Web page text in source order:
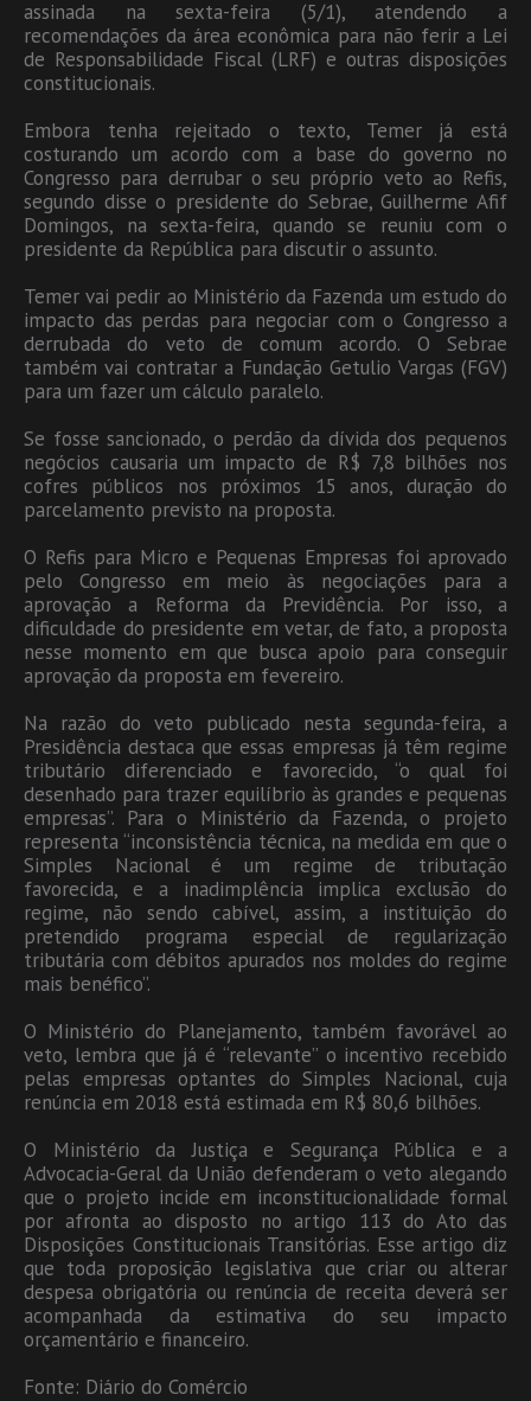
assinada na sexta-feira (5/1), atendendo a
recomendações da área econômica para não ferir a Lei
de Responsabilidade Fiscal (LRF) e outras disposições
constitucionais.
Embora tenha rejeitado o texto, Temer já está
costurando um acordo com a base do governo no
Congresso para derrubar o seu próprio veto ao Refis,
segundo disse o presidente do Sebrae, Guilherme Afif
Domingos, na sexta-feira, quando se reuniu com o
presidente da República para discutir o assunto.
Temer vai pedir ao Ministério da Fazenda um estudo do
impacto das perdas para negociar com o Congresso a
derrubada do veto de comum acordo. O Sebrae
também vai contratar a Fundação Getulio Vargas (FGV)
para um fazer um cálculo paralelo.
Se fosse sancionado, o perdão da dívida dos pequenos
negócios causaria um impacto de R$ 7,8 bilhões nos
cofres públicos nos próximos 15 anos, duração do
parcelamento previsto na proposta.
O Refis para Micro e Pequenas Empresas foi aprovado
pelo Congresso em meio às negociações para a
aprovação a Reforma da Previdência. Por isso, a
dificuldade do presidente em vetar, de fato, a proposta
nesse momento em que busca apoio para conseguir
aprovação da proposta em fevereiro.
Na razão do veto publicado nesta segunda-feira, a
Presidência destaca que essas empresas já têm regime
tributário diferenciado e favorecido, “o qual foi
desenhado para trazer equilíbrio às grandes e pequenas
empresas”. Para o Ministério da Fazenda, o projeto
representa “inconsistência técnica, na medida em que o
Simples Nacional é um regime de tributação
favorecida, e a inadimplência implica exclusão do
regime, não sendo cabível, assim, a instituição do
pretendido programa especial de regularização
tributária com débitos apurados nos moldes do regime
mais benéfico”.
O Ministério do Planejamento, também favorável ao
veto, lembra que já é “relevante” o incentivo recebido
pelas empresas optantes do Simples Nacional, cuja
renúncia em 2018 está estimada em R$ 80,6 bilhões.
O Ministério da Justiça e Segurança Pública e a
Advocacia-Geral da União defenderam o veto alegando
que o projeto incide em inconstitucionalidade formal
por afronta ao disposto no artigo 113 do Ato das
Disposições Constitucionais Transitórias. Esse artigo diz
que toda proposição legislativa que criar ou alterar
despesa obrigatória ou renúncia de receita deverá ser
acompanhada da estimativa do seu impacto
orçamentário e financeiro.
Fonte: Diário do Comércio